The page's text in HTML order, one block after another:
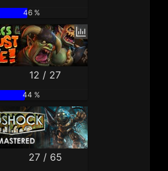
46 %
12 / 27
44 %
27 / 65